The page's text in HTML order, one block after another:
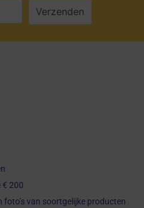
€ 200
foto’s van soortgelijke producten